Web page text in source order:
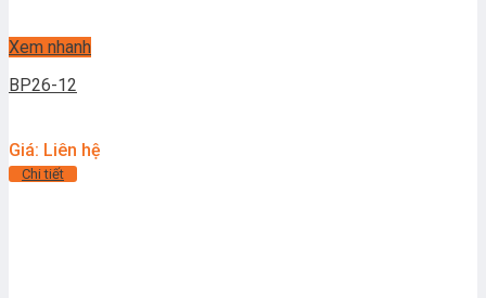
Xem nhanh
BP26-12
Giá: Liên hệ
Chi tiết